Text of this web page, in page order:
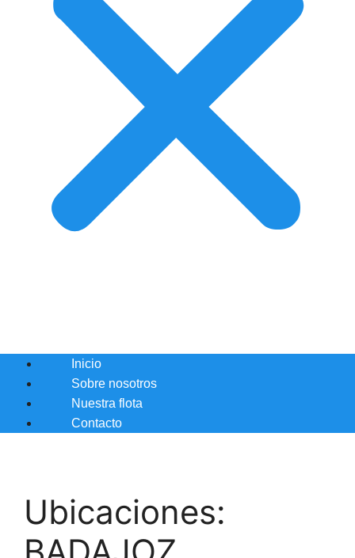
Inicio
Sobre nosotros
Nuestra flota
Contacto
Ubicaciones: